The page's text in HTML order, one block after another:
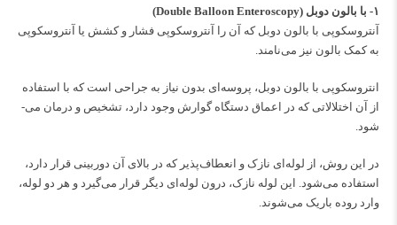
۱- با بالون دوبل (Double Balloon Enteroscopy)
آنتروسکوپی با بالون دوبل که آن را آنتروسکوپی فشار و کشش یا آنتروسکوپی
به کمک بالون نیز می‌­نامند.
انتروسکوپی با بالون دوبل، پروسه‌­ای بدون نیاز به جراحی است که با استفاده
از آن اختلالاتی که در اعماق دستگاه گوارش وجود دارد، تشخیص و درمان می‌­
شود.
در این روش، از لوله­‌ای نازک و انعطاف­‌پذیر که در بالای آن دوربینی قرار دارد،
استفاده می­‌شود. این لوله نازک، درون لوله‌ای دیگر قرار می‌­گیرد و هر دو لوله،
وارد روده باریک می­‌شوند.